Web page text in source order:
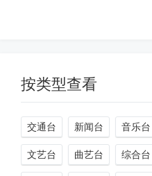
按类型查看
交通台 新闻台 音乐台
文艺台 曲艺台 综合台